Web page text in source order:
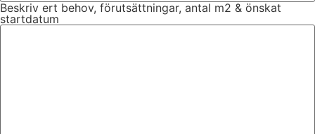
Beskriv ert behov, förutsättningar, antal m2 & önskat
startdatum